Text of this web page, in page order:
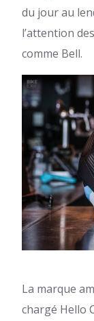
du jour au
l’attention
comme Bell.
La marque
chargé Hello